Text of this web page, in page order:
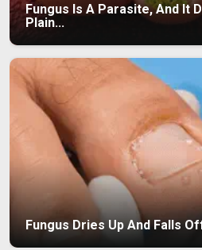
Fungus Is A Parasite, And It
Plain...
Fungus Dries Up And Falls